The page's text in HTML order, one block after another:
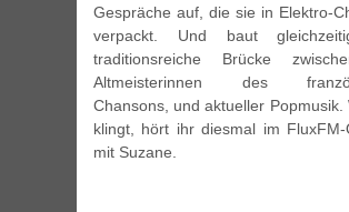
Gespräche auf, die sie in Elektro-
verpackt. Und baut
traditionsreiche Brücke
Altmeisterinnen des
Chansons, und aktueller Popmusik.
klingt, hört ihr diesmal im FluxFM-
mit Suzane.